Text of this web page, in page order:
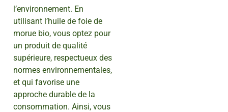
l’environnement. En
utilisant l’huile de foie de
morue bio, vous optez pour
un produit de qualité
supérieure, respectueux des
normes environnementales,
et qui favorise une
approche durable de la
consommation. Ainsi, vous